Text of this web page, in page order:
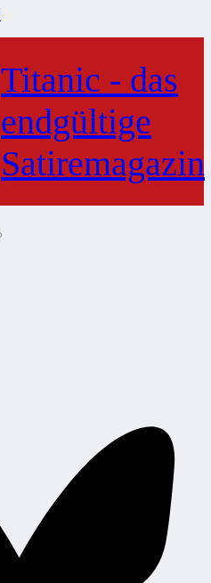
Titanic - das
endgültige
Satiremagazin